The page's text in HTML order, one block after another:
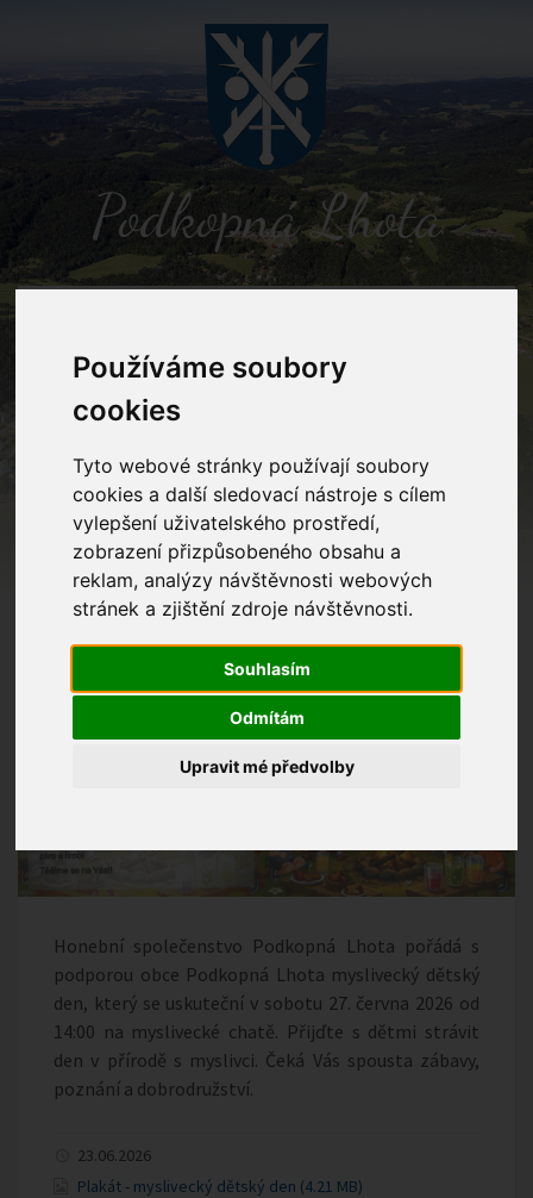
Používáme soubory
cookies
Tyto webové stránky používají soubory
cookies a další sledovací nástroje s cílem
vylepšení uživatelského prostředí,
zobrazení přizpůsobeného obsahu a
reklam, analýzy návštěvnosti webových
stránek a zjištění zdroje návštěvnosti.
Souhlasím
Odmítám
Upravit mé předvolby
Podkopná Lhota
Detail novinky
Podkopná Lhota Novinky Myslivecký dětský den 2026
Honební společenstvo Podkopná Lhota pořádá s
podporou obce Podkopná Lhota myslivecký dětský
den, který se uskuteční v sobotu 27. června 2026 od
14:00 na myslivecké chatě. Přijďte s dětmi strávit
den v přírodě s myslivci. Čeká Vás spousta zábavy,
poznání a dobrodružství.
23.06.2026
Plakát - myslivecký dětský den (4.21 MB)